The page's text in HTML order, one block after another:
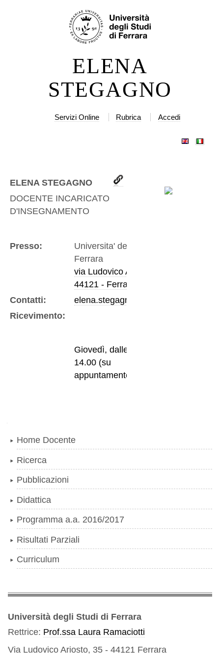
navigazione
ELENA
STEGAGNO
Servizi Online Rubrica Accedi
ELENA STEGAGNO
DOCENTE INCARICATO
D'INSEGNAMENTO
Presso:
Universita' degli Studi di
Ferrara
via Ludovico Ariosto, 35
44121 - Ferrara
Contatti:
elena.stegagno@unife.it
Ricevimento:
Giovedì, dalle 13.00 alle
14.00 (su
appuntamento).
Home Docente
Ricerca
Pubblicazioni
Didattica
Programma a.a. 2016/2017
Risultati Parziali
Curriculum
Università degli Studi di Ferrara
Rettrice: Prof.ssa Laura Ramaciotti
Via Ludovico Ariosto, 35 - 44121 Ferrara